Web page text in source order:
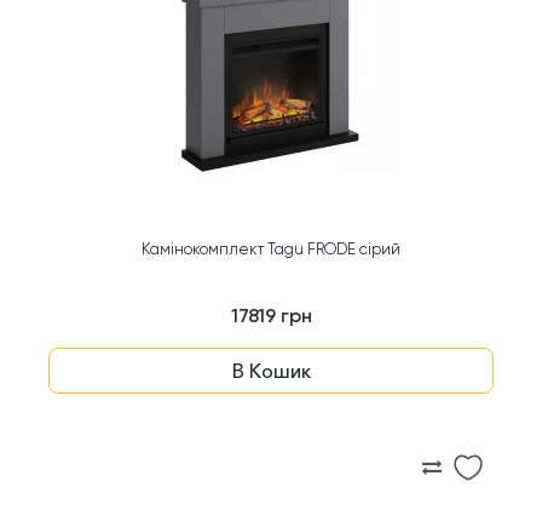
Камінокомплект Tagu FRODE сірий
17819 грн
В Кошик